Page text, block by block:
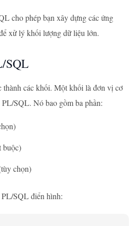
cho phép bạn xây dựng các ứng
xử lý khối lượng dữ liệu lớn.
SQL
các khối. Một khối là đơn vị cơ
SQL. Nó bao gồm ba phần:
buộc)
chọn)
SQL điển hình: